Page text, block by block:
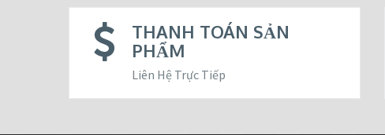
THANH TOÁN SẢN
PHẨM
Liên Hệ Trực Tiếp